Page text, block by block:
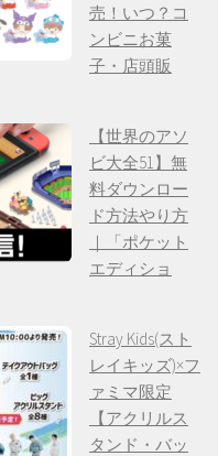
売！いつ？コ
ンビニお菓
子・店頭販
【世界のアソ
ビ大全51】無
料ダウンロー
ド方法やり方
｜「ポケット
エディショ
Stray Kids(スト
レイキッズ)×フ
ァミマ限定
【アクリルス
タンド・バッ